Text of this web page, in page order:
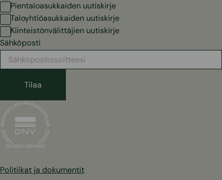
Pientaloasukkaiden uutiskirje
Taloyhtiöasukkaiden uutiskirje
Kiinteistönvälittäjien uutiskirje
Sähköposti
Politiikat ja dokumentit